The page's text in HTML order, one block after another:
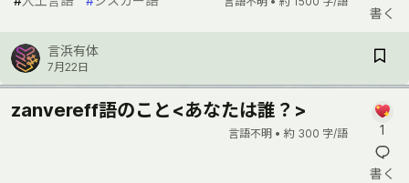
書く
言浜有体
7月22日
zanvereff語のこと<あなたは誰？>
言語不明 • 約 300 字/語 1
書く